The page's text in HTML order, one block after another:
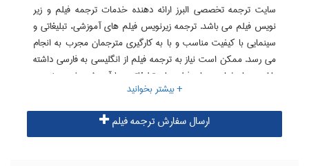
سایت ترجمه تخصصی البرز ارائه دهنده خدمات ترجمه فیلم و زیر
نویس فیلم می باشد. ترجمه زیرنویس فیلم های آموزشی، تبلیغاتی و
سینمایی با کیفیت مناسب و با به کارگیری مترجمان مجرب به انجام
می رسد. ممکن است نیاز به ترجمه فیلم از انگلیسی به فارسی داشته
باشید و یا بخواهید برای فیلم های تبلیغاتی و یا آموزشی خود زیرنویس
انگلیسی تهیه نمایید و یا به عبارت دیگر فیلم خود را به انگلیسی ترجمه
نمایید. سایت ترجمه البرز در زمینه ترجمه تخصصی فیلم آماده ارائه
خدمات بوده و ترجمه تخصصی انواع فیلم های آموزشی، تبلیغاتی و
سینمایی را توسط مترجمان مجرب به انجام می رساند.
ارسال سفارش ترجمه فیلم